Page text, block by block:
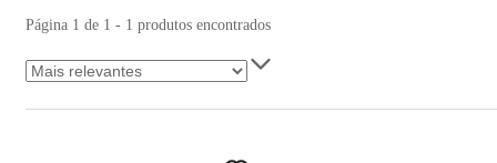
Página 1 de 1 - 1 produtos encontrados